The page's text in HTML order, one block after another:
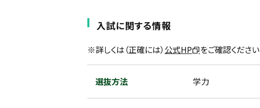
入試に関する情報
※詳しくは（正確には） 公式HP をご確認ください
選抜方法 学力